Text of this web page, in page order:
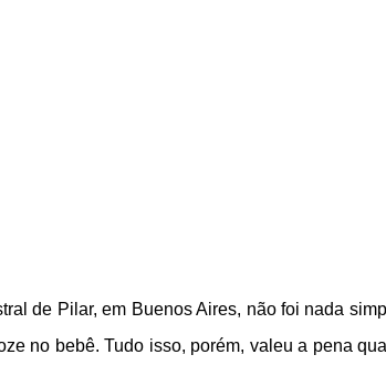
de Pilar, em Buenos Aires, não foi nada
no bebê. Tudo isso, porém, valeu a pena